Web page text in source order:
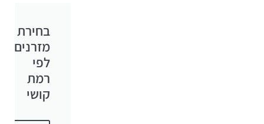
בחירת
מזרנים
לפי
רמת
קושי